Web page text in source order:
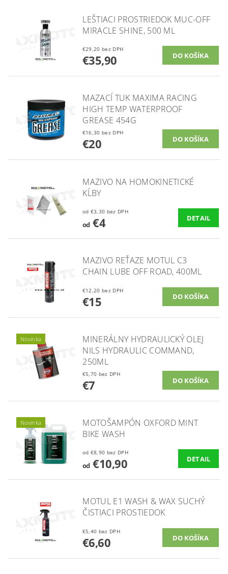
LEŠTIACI PROSTRIEDOK MUC-OFF
MIRACLE SHINE, 500 ML
€29,20 bez DPH
€35,90
MAZACÍ TUK MAXIMA RACING
HIGH TEMP WATERPROOF
GREASE 454G
€16,30 bez DPH
€20
MAZIVO NA HOMOKINETICKÉ
KĹBY
od €3,30 bez DPH
od€4 DETAIL
MAZIVO REŤAZE MOTUL C3
CHAIN LUBE OFF ROAD, 400ML
€12,20 bez DPH
€15
Novinka
MINERÁLNY HYDRAULICKÝ OLEJ
NILS HYDRAULIC COMMAND,
250ML
€5,70 bez DPH
€7
Novinka
MOTOŠAMPÓN OXFORD MINT
BIKE WASH
od €8,90 bez DPH
od€10,90 DETAIL
MOTUL E1 WASH & WAX SUCHÝ
ČISTIACI PROSTIEDOK
€5,40 bez DPH
€6,60